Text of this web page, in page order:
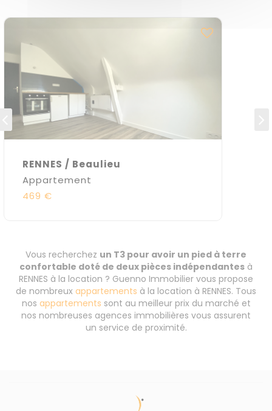
RENNES / Beaulieu
Appartement
469 €
Vous recherchez un T3 pour avoir un pied à terre
confortable doté de deux pièces indépendantes à
RENNES à la location ? Guenno Immobilier vous propose
de nombreux appartements à la location à RENNES. Tous
nos appartements sont au meilleur prix du marché et
nos nombreuses agences immobilières vous assurent
un service de proximité.